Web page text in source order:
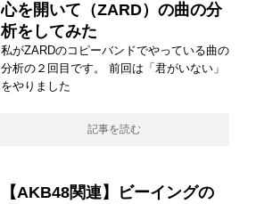
心を開いて（ZARD）の曲の分
析をしてみた
私がZARDのコピーバンドでやっている曲の
分析の２回目です。 前回は「君がいない」
をやりました
記事を読む
【AKB48関連】ビーイングの